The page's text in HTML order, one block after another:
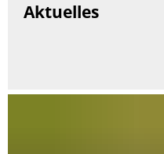
Aktuelles